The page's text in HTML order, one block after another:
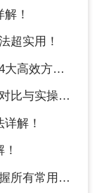
！
超实用！
定所有场景！
详细表格）！
解！
常用方法！